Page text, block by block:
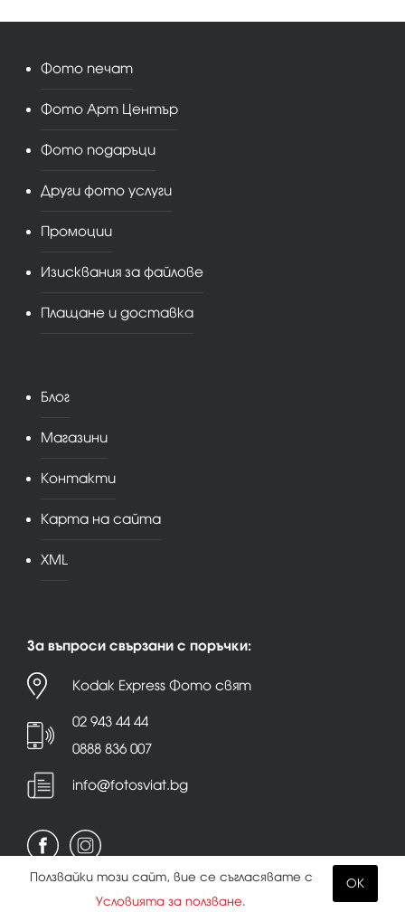
Фото печат
Фото Арт Център
Фото подаръци
Други фото услуги
Промоции
Изисквания за файлове
Плащане и доставка
Блог
Магазини
Контакти
Карта на сайта
XML
За въпроси свързани с поръчки:
Kodak Express Фото свят
02 943 44 44
0888 836 007
info@fotosviat.bg
OK
Ползвайки този сайт, вие се съгласявате с
Условията за ползване.